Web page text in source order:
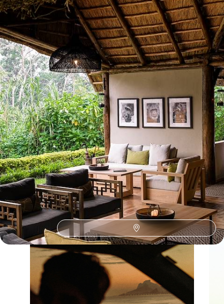
Naviguer sur le Nil Victoria à sa source et à son embouchure,
rencontrer les gorilles de montagne
11 jours, de 10800 à 15000 €
Toutes nos suggestions de voyages de luxe en Ouganda (1)
L'Ouganda selonvos envies
Parce que chaque voyageur est différent